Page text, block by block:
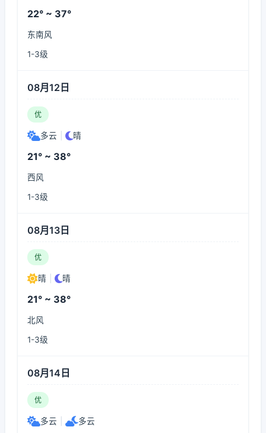
22° ~ 37°
东南风
1-3级
08月12日
优
多云 晴
21° ~ 38°
西风
1-3级
08月13日
优
晴 晴
21° ~ 38°
北风
1-3级
08月14日
优
多云 多云